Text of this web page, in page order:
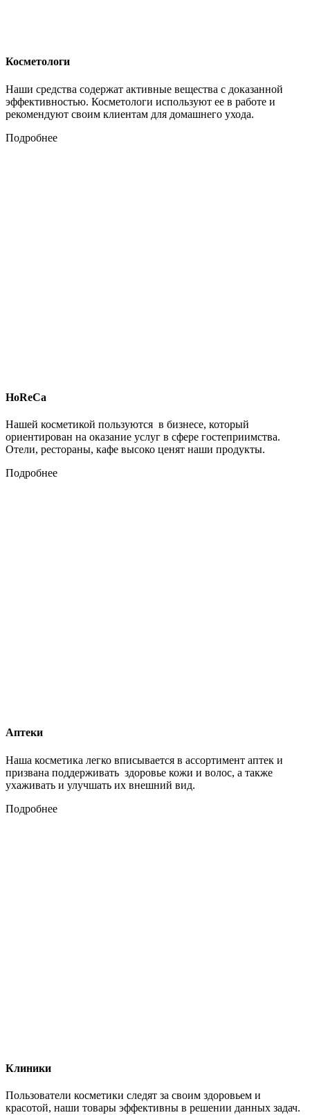
Косметологи
Наши средства содержат активные вещества с доказанной
эффективностью. Косметологи используют ее в работе и
рекомендуют своим клиентам для домашнего ухода.
Подробнее
HoReCa
Нашей косметикой пользуются в бизнесе, который
ориентирован на оказание услуг в сфере гостеприимства.
Отели, рестораны, кафе высоко ценят наши продукты.
Подробнее
Аптеки
Наша косметика легко вписывается в ассортимент аптек и
призвана поддерживать здоровье кожи и волос, а также
ухаживать и улучшать их внешний вид.
Подробнее
Клиники
Пользователи косметики следят за своим здоровьем и
красотой, наши товары эффективны в решении данных задач.